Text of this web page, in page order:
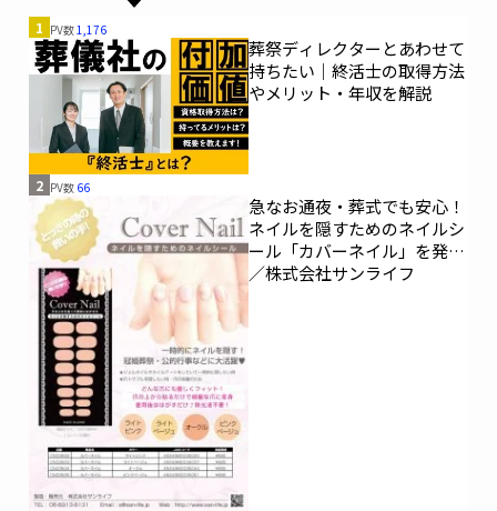
1 PV数1,176
葬祭ディレクターとあわせて
持ちたい｜終活士の取得方法
やメリット・年収を解説
2 PV数 66
急なお通夜・葬式でも安心！
ネイルを隠すためのネイルシ
ール「カバーネイル」を発売
／株式会社サンライフ